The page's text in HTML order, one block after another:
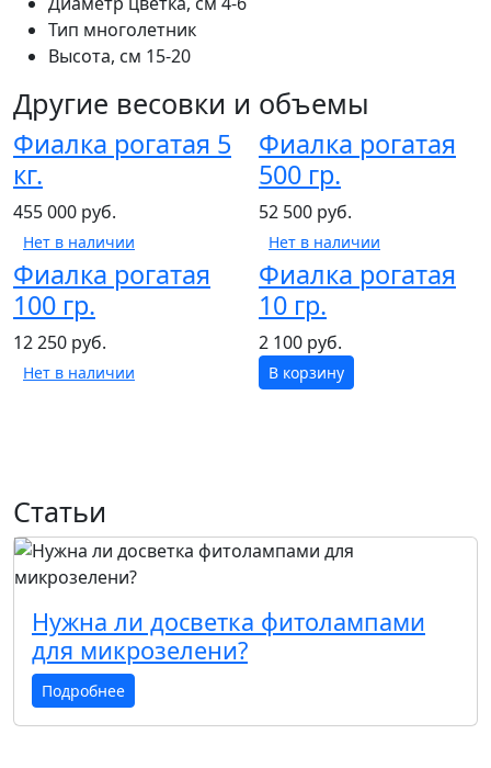
Тип многолетник
Высота, см 15-20
Другие весовки и объемы
Фиалка рогатая 5
кг.
455 000 руб.
Нет в наличии
Фиалка рогатая
500 гр.
52 500 руб.
Нет в наличии
Фиалка рогатая
100 гр.
12 250 руб.
Нет в наличии
Фиалка рогатая
10 гр.
2 100 руб.
В корзину
Статьи
Нужна ли досветка фитолампами
для микрозелени?
Подробнее